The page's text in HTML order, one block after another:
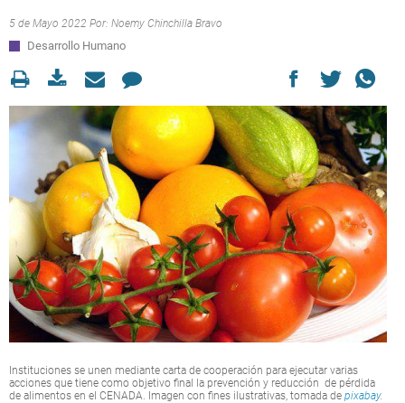
5 de Mayo 2022 Por: Noemy Chinchilla Bravo
Desarrollo Humano
Instituciones se unen mediante carta de cooperación para ejecutar varias
acciones que tiene como objetivo final la prevención y reducción de pérdida
de alimentos en el CENADA. Imagen con fines ilustrativas, tomada de pixabay.